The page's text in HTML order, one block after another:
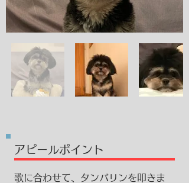
歌に合わせて、タンバリンを叩きま
​アピールポイント